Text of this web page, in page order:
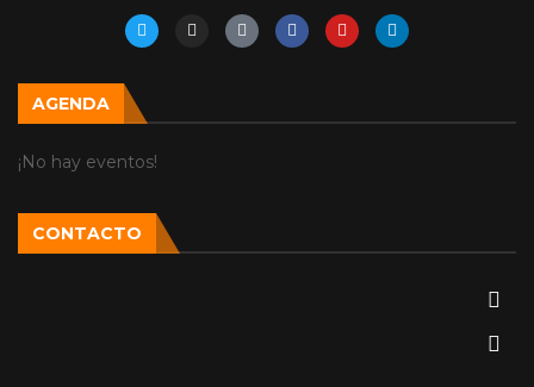
AGENDA
¡No hay eventos!
CONTACTO